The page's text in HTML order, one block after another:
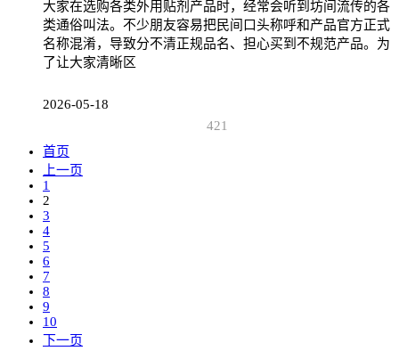
大家在选购各类外用贴剂产品时，经常会听到坊间流传的各
类通俗叫法。不少朋友容易把民间口头称呼和产品官方正式
名称混淆，导致分不清正规品名、担心买到不规范产品。为
了让大家清晰区
2026-05-18
421
首页
上一页
1
2
3
4
5
6
7
8
9
10
下一页